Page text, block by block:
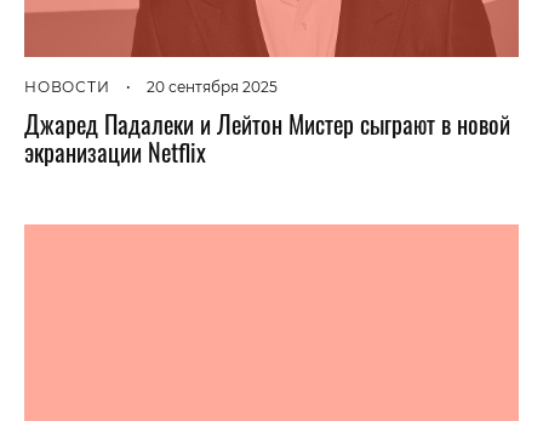
НОВОСТИ • 20 сентября 2025
Джаред Падалеки и Лейтон Мистер сыграют в новой
экранизации Netflix